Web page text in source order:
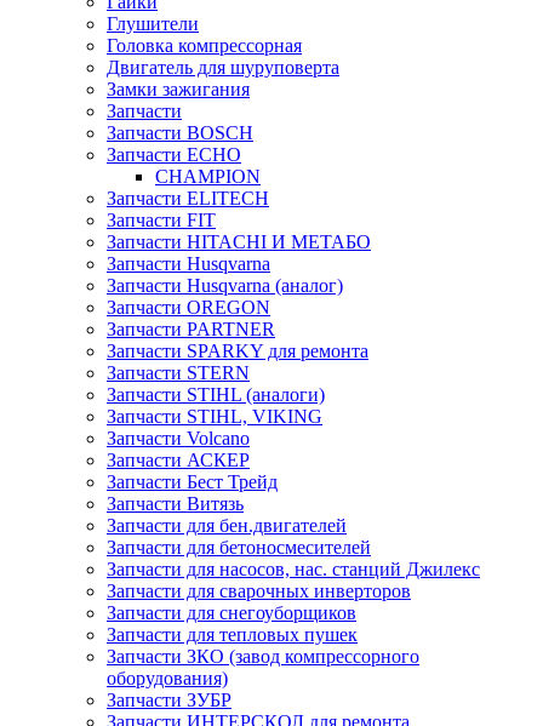
Глушители
Головка компрессорная
Двигатель для шуруповерта
Замки зажигания
Запчасти
Запчасти BOSCH
Запчасти ECHO
CHAMPION
Запчасти ELITECH
Запчасти FIT
Запчасти HITACHI И МЕТАБО
Запчасти Husqvarna
Запчасти Husqvarna (аналог)
Запчасти OREGON
Запчасти PARTNER
Запчасти SPARKY для ремонта
Запчасти STERN
Запчасти STIHL (аналоги)
Запчасти STIHL, VIKING
Запчасти Volcano
Запчасти АСКЕР
Запчасти Бест Трейд
Запчасти Витязь
Запчасти для бен.двигателей
Запчасти для бетоносмесителей
Запчасти для насосов, нас. станций Джилекс
Запчасти для сварочных инверторов
Запчасти для снегоуборщиков
Запчасти для тепловых пушек
Запчасти ЗКО (завод компрессорного
оборудования)
Запчасти ЗУБР
Запчасти ИНТЕРСКОЛ для ремонта